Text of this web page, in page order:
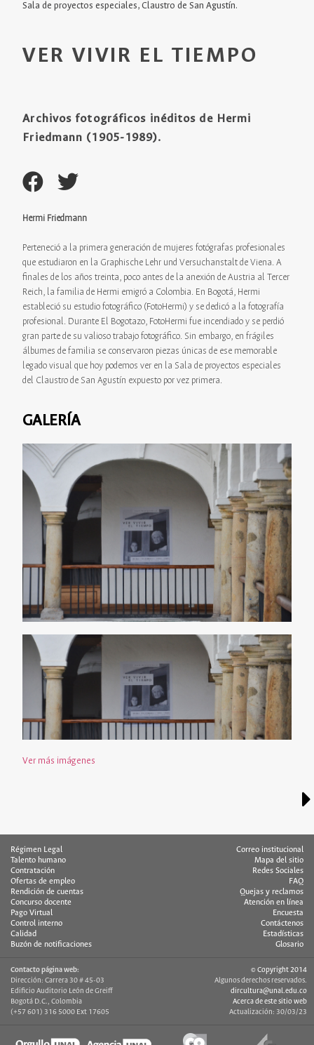
Sala de proyectos especiales, Claustro de San Agustín.
VER VIVIR EL TIEMPO
Archivos fotográficos inéditos de Hermi
Friedmann (1905-1989).
Hermi Friedmann
Perteneció a la primera generación de mujeres fotógrafas profesionales
que estudiaron en la Graphische Lehr und Versuchanstalt de Viena. A
finales de los años treinta, poco antes de la anexión de Austria al Tercer
Reich, la familia de Hermi emigró a Colombia. En Bogotá, Hermi
estableció su estudio fotográfico (FotoHermi) y se dedicó a la fotografía
profesional. Durante El Bogotazo, FotoHermi fue incendiado y se perdió
gran parte de su valioso trabajo fotográfico. Sin embargo, en frágiles
álbumes de familia se conservaron piezas únicas de ese memorable
legado visual que hoy podemos ver en la Sala de proyectos especiales
del Claustro de San Agustín expuesto por vez primera.
GALERÍA
Ver más imágenes
Régimen Legal
Talento humano
Contratación
Ofertas de empleo
Rendición de cuentas
Concurso docente
Pago Virtual
Control interno
Calidad
Buzón de notificaciones
Correo institucional
Mapa del sitio
Redes Sociales
FAQ
Quejas y reclamos
Atención en línea
Encuesta
Contáctenos
Estadísticas
Glosario
Contacto página web:
Dirección: Carrera 30 # 45-03
Edificio Auditorio León de Greiff
Bogotá D.C., Colombia
(+57 601) 316 5000 Ext 17605
© Copyright 2014
Algunos derechos reservados.
dircultura@unal.edu.co
Acerca de este sitio web
Actualización: 30/03/23